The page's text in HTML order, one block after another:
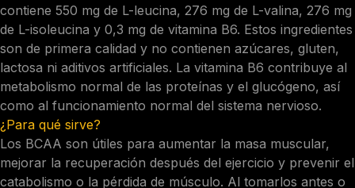
contiene 550 mg de L-leucina, 276 mg de L-valina, 276 mg
de L-isoleucina y 0,3 mg de vitamina B6. Estos ingredientes
son de primera calidad y no contienen azúcares, gluten,
lactosa ni aditivos artificiales. La vitamina B6 contribuye al
metabolismo normal de las proteínas y el glucógeno, así
como al funcionamiento normal del sistema nervioso.
¿Para qué sirve?
Los BCAA son útiles para aumentar la masa muscular,
mejorar la recuperación después del ejercicio y prevenir el
catabolismo o la pérdida de músculo. Al tomarlos antes o